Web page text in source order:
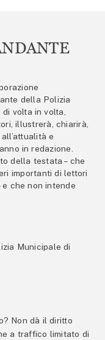
della Polizia
volta in volta,
illustrerà, chiarirà,
e
in redazione.
della testata – che
importanti di lettori
e che non intende
Municipale di
Non dà il diritto
a traffico limitato di